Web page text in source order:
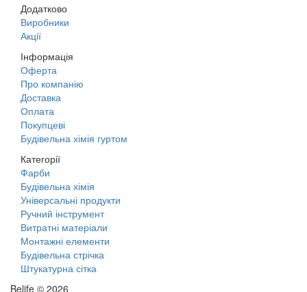
Додатково
Виробники
Акції
Інформація
Оферта
Про компанію
Доставка
Оплата
Покупцеві
Будівельна хімія гуртом
Категорії
Фарби
Будівельна хімія
Універсальні продукти
Ручний інструмент
Витратні матеріали
Монтажні елементи
Будівельна стрічка
Штукатурна сітка
Belife © 2026